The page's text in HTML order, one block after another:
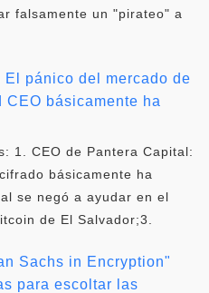
falsamente un "pirateo" a
pánico del mercado de
básicamente ha
1. CEO de Pantera Capital:
básicamente ha
se negó a ayudar en el
de El Salvador;3.
Sachs in Encryption"
para escoltar las